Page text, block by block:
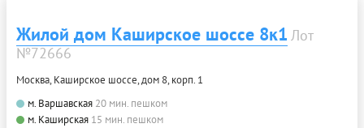
Жилой дом Каширское шоссе 8к1 Лот
№72666
Москва, Каширское шоссе, дом 8, корп. 1
м. Варшавская 20 мин. пешком
м. Каширская 15 мин. пешком